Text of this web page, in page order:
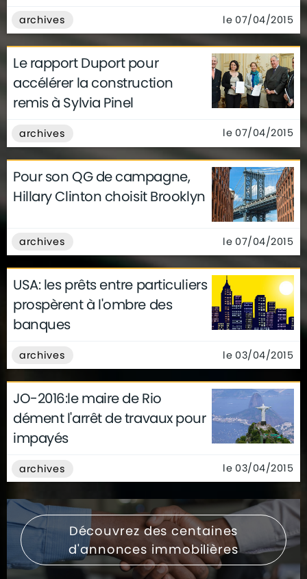
archives le 07/04/2015
Le rapport Duport pour
accélérer la construction
remis à Sylvia Pinel
archives le 07/04/2015
Pour son QG de campagne,
Hillary Clinton choisit Brooklyn
archives le 07/04/2015
USA: les prêts entre particuliers
prospèrent à l'ombre des
banques
archives le 03/04/2015
JO-2016:le maire de Rio
dément l'arrêt de travaux pour
impayés
archives le 03/04/2015
Découvrez des centaines
d'annonces immobilières